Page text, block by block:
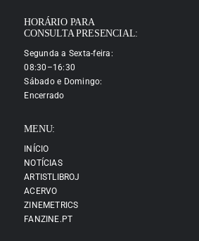
HORÁRIO PARA
CONSULTA PRESENCIAL:
Segunda a Sexta-feira:
08:30–16:30
Sábado e Domingo:
Encerrado
MENU:
INÍCIO
NOTÍCIAS
ARTISTLIBROJ
ACERVO
ZINEMETRICS
FANZINE.PT